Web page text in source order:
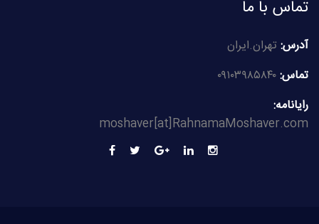
تماس با ما
آدرس:تهران.ایران
تماس:
رایانامه:
moshaver[at]RahnamaMoshaver.com